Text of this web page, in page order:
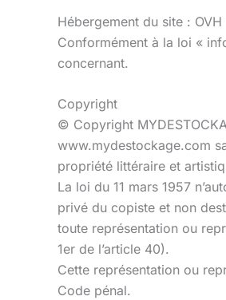
Hébergement du site :
Conformément à la loi «
concernant.
Copyright
© Copyright
www.mydestockage.com
propriété littéraire et
La loi du 11 mars 1957
privé du copiste et non
toute représentation ou
1er de l’article 40).
Cette représentation ou
Code pénal.